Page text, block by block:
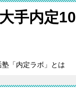
手内定
塾「内定ラボ」とは